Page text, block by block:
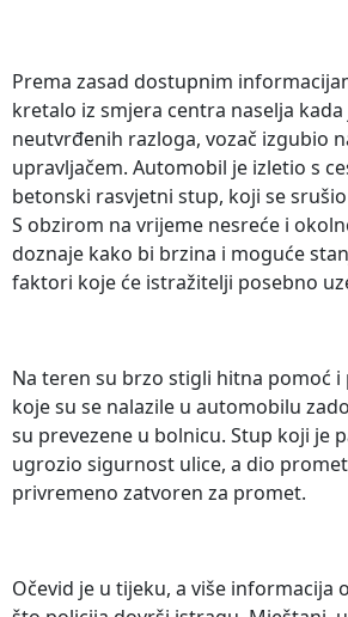
Prema zasad dostupnim
kretalo iz smjera centra naselja kada
neutvrđenih razloga, vozač izgubio
upravljačem. Automobil je izletio s
betonski rasvjetni stup, koji se
S obzirom na vrijeme nesreće i
doznaje kako bi brzina i moguće
faktori koje će istražitelji posebno
Na teren su brzo stigli hitna pomoć i
koje su se nalazile u automobilu
su prevezene u bolnicu. Stup koji je
ugrozio sigurnost ulice, a dio
privremeno zatvoren za promet.
Očevid je u tijeku, a više informacija